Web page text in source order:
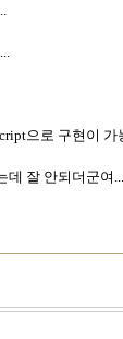
으로 구현이
데 잘 안되더군여...